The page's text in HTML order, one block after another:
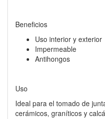
Beneficios
Uso interior y exterior
Impermeable
Antihongos
Uso
Ideal para el tomado de
cerámicos, graníticos y